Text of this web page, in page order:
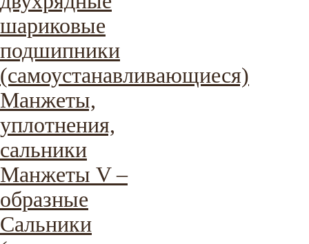
шариковые
подшипники
(самоустанавливающиеся)
Манжеты,
уплотнения,
сальники
Манжеты V –
образные
Сальники